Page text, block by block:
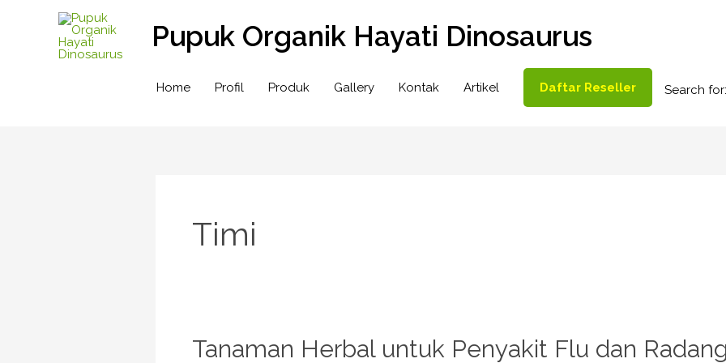
Pupuk Organik Hayati Dinosaurus
Home Profil Produk Gallery Kontak Artikel Daftar Reseller Search for:
Timi
Tanaman Herbal untuk Penyakit Flu dan
Tanaman